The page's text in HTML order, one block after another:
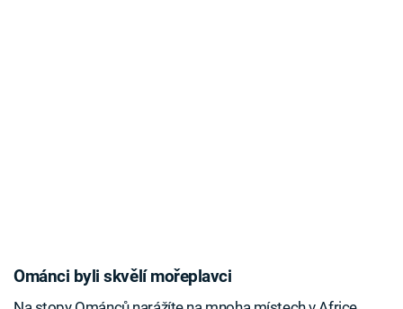
Ománci byli skvělí mořeplavci